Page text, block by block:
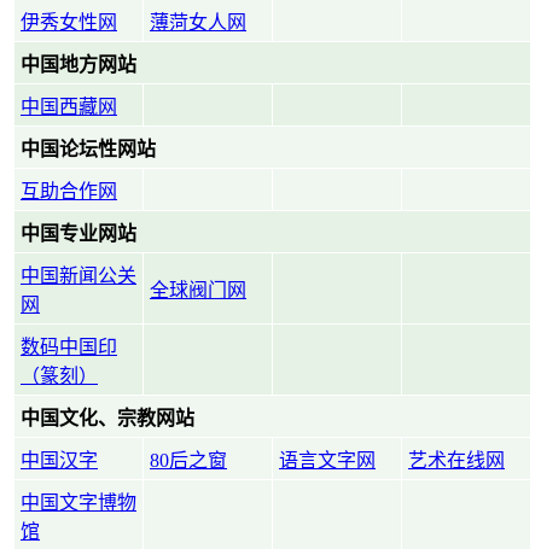
伊秀女性网 薄菏女人网
中国地方网站
中国西藏网
中国论坛性网站
互助合作网
中国专业网站
中国新闻公关
网
全球阀门网
数码中国印
（篆刻）
中国文化、宗教网站
中国汉字 80后之窗 语言文字网 艺术在线网
中国文字博物
馆